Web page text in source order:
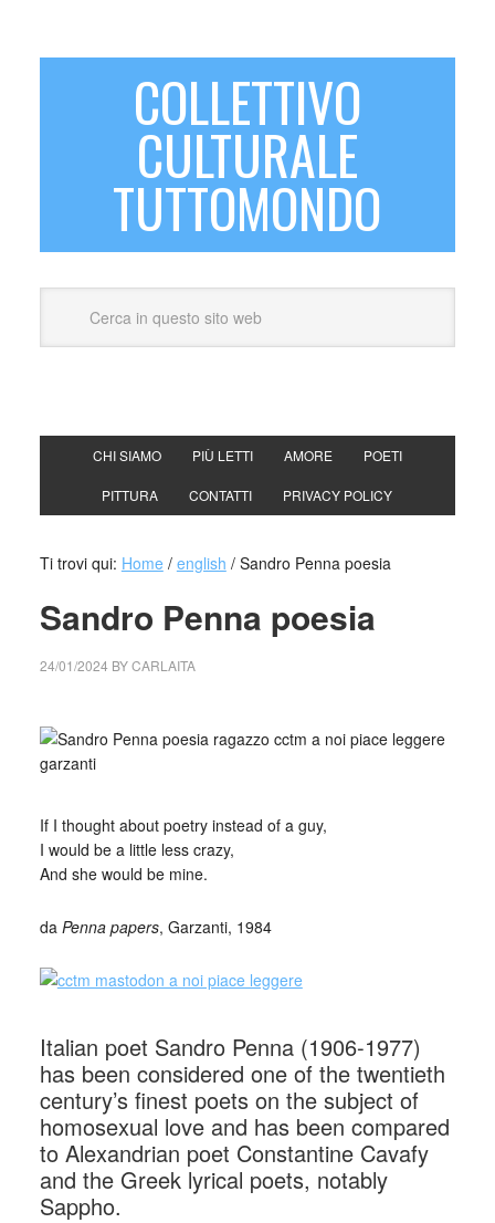
COLLETTIVO
CULTURALE
TUTTOMONDO
CHI SIAMO PIÙ LETTI AMORE POETI
PITTURA CONTATTI PRIVACY POLICY
Ti trovi qui: Home / english /Sandro Penna poesia
Sandro Penna poesia
24/01/2024 BYCARLAITA
If I thought about poetry instead of a guy,
I would be a little less crazy,
And she would be mine.
da Penna papers, Garzanti, 1984
Italian poet Sandro Penna (1906-1977)
has been considered one of the twentieth
century’s finest poets on the subject of
homosexual love and has been compared
to Alexandrian poet Constantine Cavafy
and the Greek lyrical poets, notably
Sappho.